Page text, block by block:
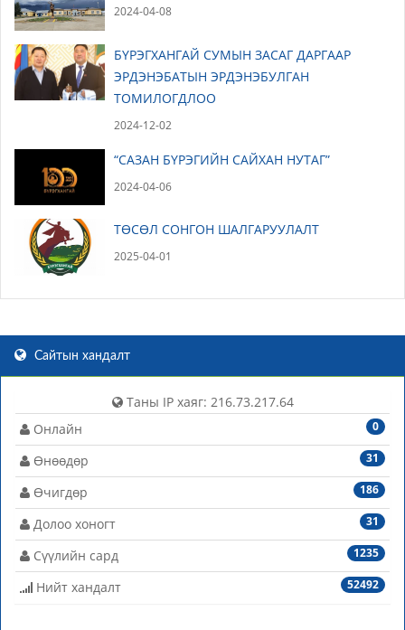
2024-04-08
БҮРЭГХАНГАЙ СУМЫН ЗАСАГ ДАРГААР
ЭРДЭНЭБАТЫН ЭРДЭНЭБУЛГАН
ТОМИЛОГДЛОО
2024-12-02
“САЗАН БҮРЭГИЙН САЙХАН НУТАГ”
2024-04-06
ТӨСӨЛ СОНГОН ШАЛГАРУУЛАЛТ
2025-04-01
Сайтын хандалт
Таны IP хаяг: 216.73.217.64
0
Онлайн
31
Өнөөдөр
186
Өчигдөр
31
Долоо хоногт
1235
Сүүлийн сард
52492
Нийт хандалт